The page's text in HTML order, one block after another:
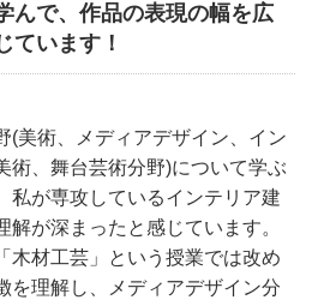
んで、作品の表現の幅を広
ています！
(美術、メディアデザイン、イン
術、舞台芸術分野)について学ぶ
私が専攻しているインテリア建
解が深まったと感じています。
木材工芸」という授業では改め
を理解し、メディアデザイン分